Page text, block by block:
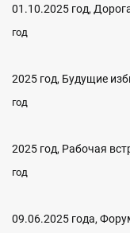
01.10.2025 год,
год
2025 год, Будущие
год
2025 год, Рабочая
год
09.06.2025 года,